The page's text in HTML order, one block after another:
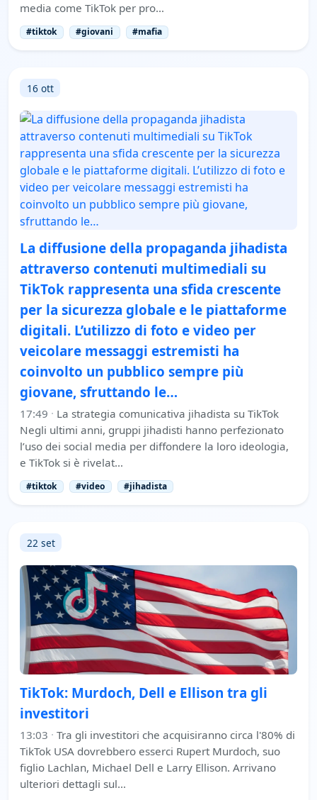
media come TikTok per pro…
#tiktok #giovani #mafia
16 ott
La diffusione della propaganda jihadista
attraverso contenuti multimediali su
TikTok rappresenta una sfida crescente
per la sicurezza globale e le piattaforme
digitali. L’utilizzo di foto e video per
veicolare messaggi estremisti ha
coinvolto un pubblico sempre più
giovane, sfruttando le…
17:49 · La strategia comunicativa jihadista su TikTok
Negli ultimi anni, gruppi jihadisti hanno perfezionato
l’uso dei social media per diffondere la loro ideologia,
e TikTok si è rivelat…
#tiktok #video #jihadista
22 set
TikTok: Murdoch, Dell e Ellison tra gli
investitori
13:03 · Tra gli investitori che acquisiranno circa l'80% di
TikTok USA dovrebbero esserci Rupert Murdoch, suo
figlio Lachlan, Michael Dell e Larry Ellison. Arrivano
ulteriori dettagli sul…